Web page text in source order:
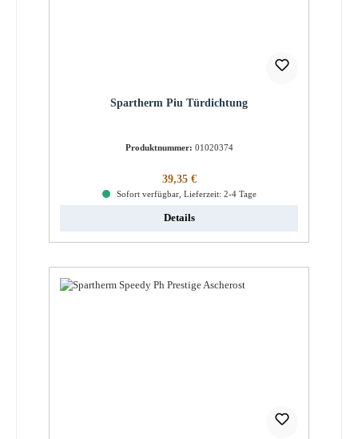
Spartherm Piu Türdichtung
Produktnummer: 01020374
Regulärer Preis:
39,35 €
Sofort verfügbar, Lieferzeit: 2-4 Tage
Details